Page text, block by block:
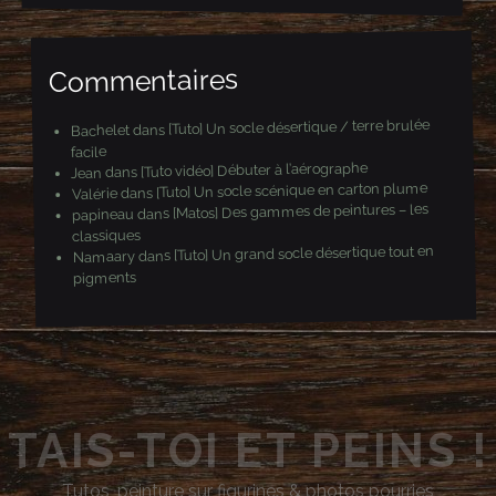
i
l
Commentaires
Bacheletdans [Tuto] Un socle désertique / terre brulée
facile
Jean dans [Tuto vidéo] Débuter à l’aérographe
Valériedans [Tuto] Un socle scénique en carton plume
papineau dans [Matos] Des gammes de peintures – les
classiques
Namaarydans [Tuto] Un grand socle désertique tout en
pigments
TAIS-TOI ET PEINS !
Tutos, peinture sur figurines & photos pourries